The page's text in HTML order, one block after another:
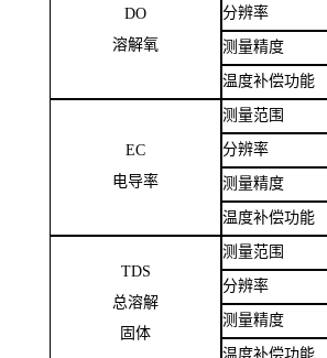
测量精度
测量范围
分辨率
测量精度
温度补偿功能
测量范围
分辨率
测量精度
温度补偿功能
TDS
测量范围
分辨率